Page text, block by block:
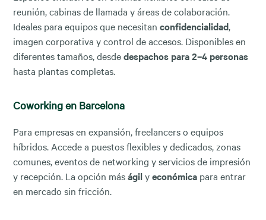
reunión, cabinas de llamada y áreas de colaboración.
Ideales para equipos que necesitan confidencialidad,
imagen corporativa y control de accesos. Disponibles en
diferentes tamaños, desdedespachos para 2–4 personas
hasta plantas completas.
Coworking en Barcelona
Para empresas en expansión, freelancers o equipos
híbridos. Accede a puestos flexibles y dedicados, zonas
comunes, eventos de networking y servicios de impresión
y recepción. La opción máságilyeconómica para entrar
en mercado sin fricción.